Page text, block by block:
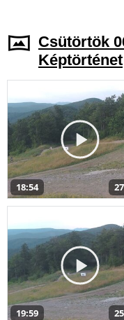
Csütörtök
Képtörténet
18:54
19:59